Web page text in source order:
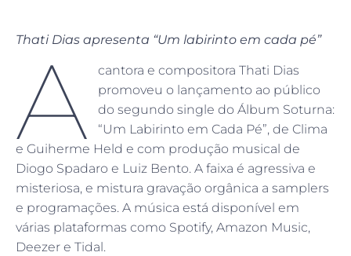
Thati Dias apresenta “Um labirinto em cada pé”
A
cantora e compositora Thati Dias
promoveu o lançamento ao público
do segundo single do Álbum Soturna:
“Um Labirinto em Cada Pé”, de Clima
e Guiherme Held e com produção musical de
Diogo Spadaro e Luiz Bento. A faixa é agressiva e
misteriosa, e mistura gravação orgânica a samplers
e programações. A música está disponível em
várias plataformas como Spotify, Amazon Music,
Deezer e Tidal.